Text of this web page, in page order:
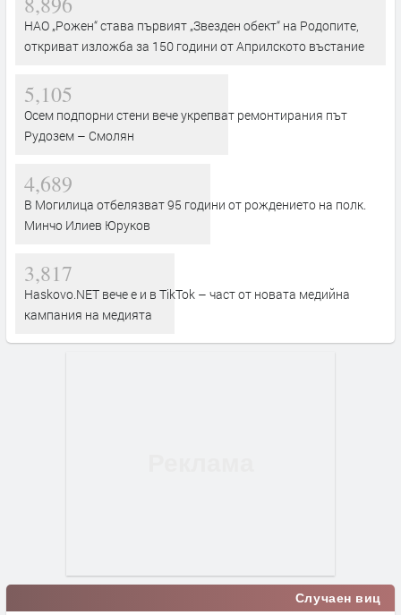
НАО „Рожен“ става първият „Звезден обект“ на Родопите,
откриват изложба за 150 години от Априлското въстание
5,105
Осем подпорни стени вече укрепват ремонтирания път
Рудозем – Смолян
4,689
В Могилица отбелязват 95 години от рождението на полк.
Минчо Илиев Юруков
3,817
Haskovo.NET вече е и в TikTok – част от новата медийна
кампания на медията
Случаен виц